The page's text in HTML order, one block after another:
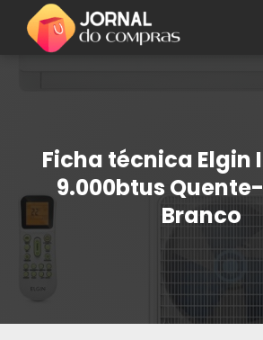
Ficha técnica Elgin
9.000btus
Branco